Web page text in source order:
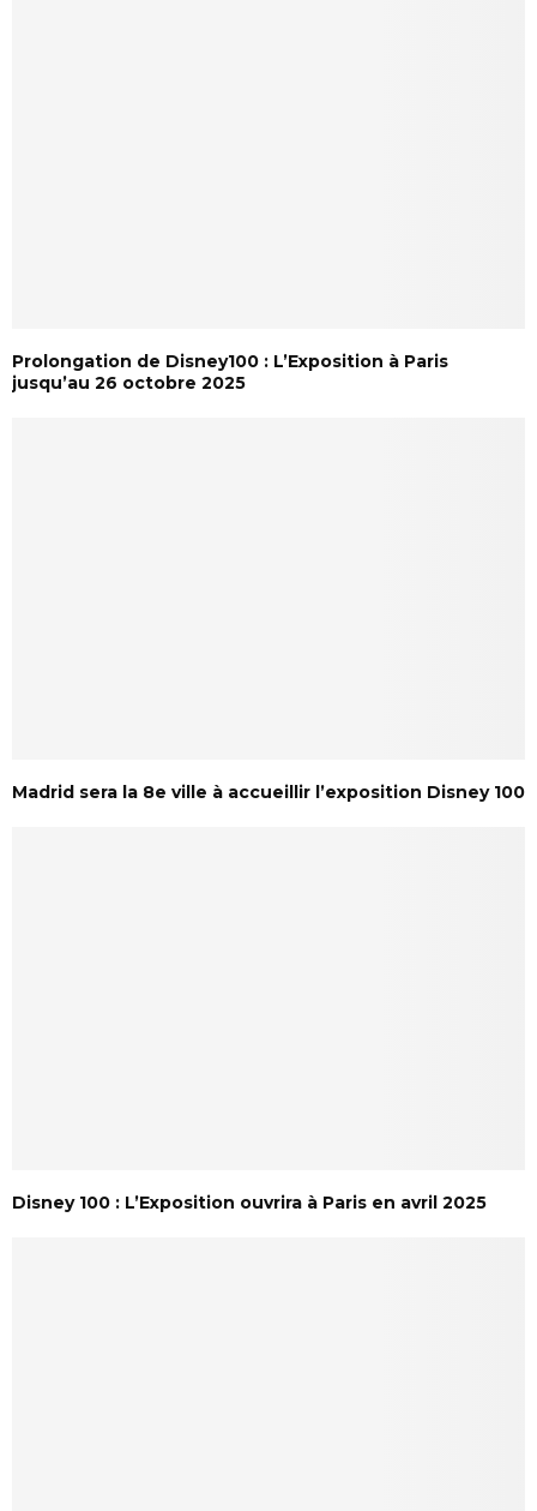
Prolongation de Disney100 : L’Exposition à Paris
jusqu’au 26 octobre 2025
Madrid sera la 8e ville à accueillir l’exposition Disney 100
Disney 100 : L’Exposition ouvrira à Paris en avril 2025